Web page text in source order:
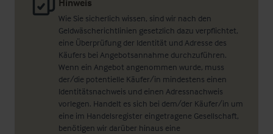
Hinweis
Wie Sie sicherlich wissen, sind wir nach den
Geldwäscherichtlinien gesetzlich dazu verpflichtet,
eine Überprüfung der Identität und Adresse des
Käufers bei Angebotsannahme durchzuführen.
Wenn ein Angebot angenommen wurde, muss
der/die potentielle Käufer/in mindestens einen
Identitätsnachweis und einen Adressnachweis
vorlegen. Handelt es sich bei dem/der Käufer/in um
eine im Handelsregister eingetragene Gesellschaft,
benötigen wir darüber hinaus eine